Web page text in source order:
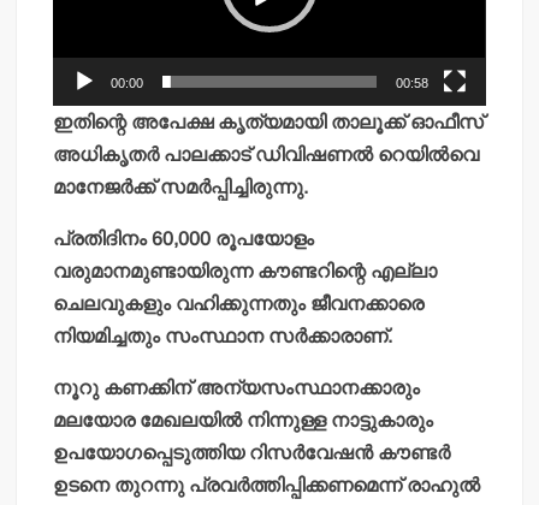
00:00 00:58
ഇതിന്റെ അപേക്ഷ കൃത്യമായി താലൂക്ക് ഓഫീസ്
അധികൃതര്‍ പാലക്കാട് ഡിവിഷണല്‍ റെയില്‍വെ
മാനേജര്‍ക്ക് സമര്‍പ്പിച്ചിരുന്നു.
പ്രതിദിനം 60,000 രൂപയോളം
വരുമാനമുണ്ടായിരുന്ന കൗണ്ടറിന്റെ എല്ലാ
ചെലവുകളും വഹിക്കുന്നതും ജീവനക്കാരെ
നിയമിച്ചതും സംസ്ഥാന സര്‍ക്കാരാണ്.
നൂറു കണക്കിന് അന്യസംസ്ഥാനക്കാരും
മലയോര മേഖലയില്‍ നിന്നുള്ള നാട്ടുകാരും
ഉപയോഗപ്പെടുത്തിയ റിസര്‍വേഷന്‍ കൗണ്ടര്‍
ഉടനെ തുറന്നു പ്രവര്‍ത്തിപ്പിക്കണമെന്ന് രാഹുല്‍